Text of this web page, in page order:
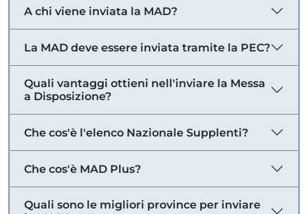
A chi viene inviata la MAD?
La MAD deve essere inviata tramite la PEC?
Quali vantaggi ottieni nell'inviare la Messa
a Disposizione?
Che cos'è l'elenco Nazionale Supplenti?
Che cos'è MAD Plus?
Quali sono le migliori province per inviare